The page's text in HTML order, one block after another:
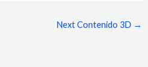
Next Contenido 3D →